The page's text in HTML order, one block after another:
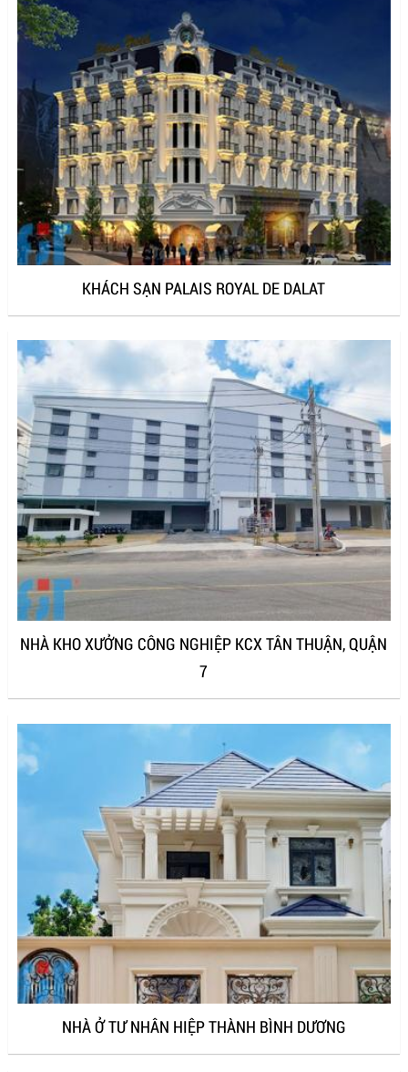
KHÁCH SẠN PALAIS ROYAL DE DALAT
NHÀ KHO XƯỞNG CÔNG NGHIỆP KCX TÂN THUẬN, QUẬN
7
NHÀ Ở TƯ NHÂN HIỆP THÀNH BÌNH DƯƠNG